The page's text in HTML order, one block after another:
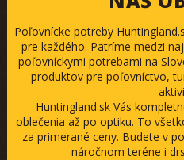
Poľovnícke potreby
pre každého. Patríme medzi
poľovníckymi potrebami na
produktov pre poľovníctvo,
Huntingland.sk Vás
oblečenia až po optiku. To
za primerané ceny. Budete v
náročnom teréne i